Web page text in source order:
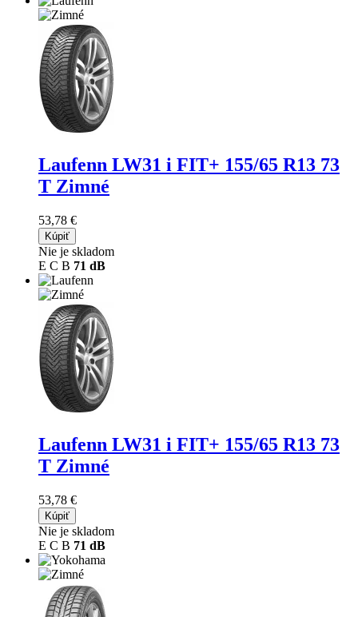
Laufenn LW31 i FIT+ 155/65 R13 73
T Zimné
53,78 €
Kúpiť
Nie je skladom
E C B 71 dB
Laufenn LW31 i FIT+ 155/65 R13 73
T Zimné
53,78 €
Kúpiť
Nie je skladom
E C B 71 dB